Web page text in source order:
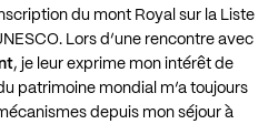
du mont Royal sur la Liste
Lors d’une rencontre avec
, je leur exprime mon intérêt de
patrimoine mondial m’a toujours
depuis mon séjour à